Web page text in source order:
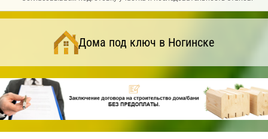
Дома под ключ в Ногинске